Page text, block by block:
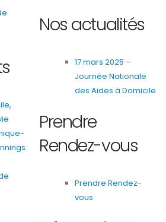
Nos actualités
17 mars 2025 –
Journée Nationale
des Aides à Domicile
Prendre
Rendez-vous
Prendre Rendez-
vous